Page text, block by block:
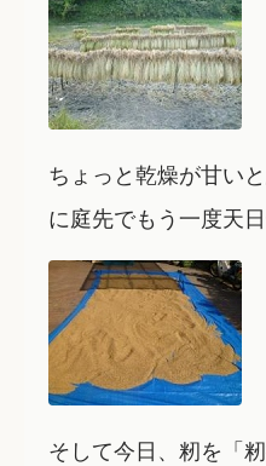
ちょっと乾燥が甘い
に庭先でもう一度天
そして今日、籾を「